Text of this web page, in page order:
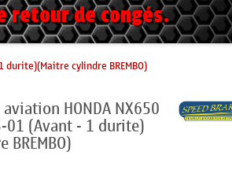
retour de congés.
durite)(Maitre cylindre BREMBO)
HONDA NX650
01 (Avant - 1 durite)